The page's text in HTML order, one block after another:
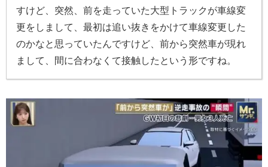
すけど、突然、前を走っていた大型トラックが車線変
更をしまして、最初は追い抜きをかけて車線変更した
のかなと思っていたんですけど、前から突然車が現れ
まして、間に合わなくて接触したという形ですね。